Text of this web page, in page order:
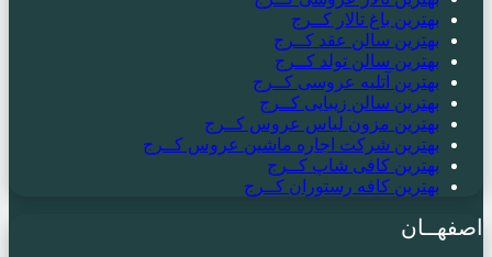
بهترین باغ تالار کــرج
بهترین سالن عقد کــرج
بهترین سالن تولد کــرج
بهترین آتلیه عروسی کــرج
بهترین سالن زیبایی کــرج
بهترین مزون لباس عروس کــرج
بهترین شرکت اجاره ماشین عروس کــرج
بهترین کافی شاپ کــرج
بهترین کافه رستوران کــرج
اصفهــان